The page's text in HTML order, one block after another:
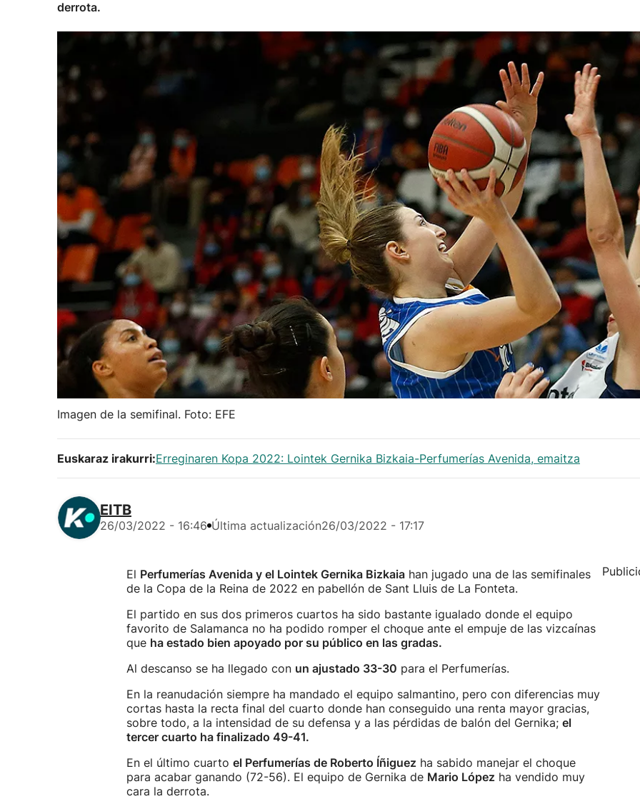
derrota.
Imagen de la semifinal. Foto: EFE
Euskaraz irakurri:Erreginaren Kopa 2022: Lointek Gernika Bizkaia-Perfumerías Avenida, emaitza
EITB
26/03/2022 - 16:46 Última actualización26/03/2022 - 17:17
El Perfumerías Avenida y el Lointek Gernika Bizkaia han jugado una de las semifinales
de la Copa de la Reina de 2022 en pabellón de Sant Lluis de La Fonteta.
El partido en sus dos primeros cuartos ha sido bastante igualado donde el equipo
favorito de Salamanca no ha podido romper el choque ante el empuje de las vizcaínas
que ha estado bien apoyado por su público en las gradas.
Al descanso se ha llegado con un ajustado 33-30 para el Perfumerías.
En la reanudación siempre ha mandado el equipo salmantino, pero con diferencias muy
cortas hasta la recta final del cuarto donde han conseguido una renta mayor gracias,
sobre todo, a la intensidad de su defensa y a las pérdidas de balón del Gernika; el
tercer cuarto ha finalizado 49-41.
En el último cuarto el Perfumerías de Roberto Íñiguez ha sabido manejar el choque
para acabar ganando (72-56). El equipo de Gernika de Mario López ha vendido muy
cara la derrota.